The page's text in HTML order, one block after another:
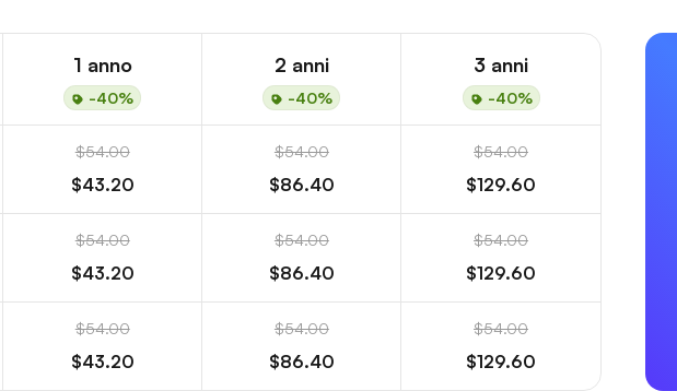
1 anno
-40%
2 anni
-40%
3 anni
-40%
$54.00
$43.20
$54.00
$86.40
$54.00
$129.60
$54.00
$43.20
$54.00
$86.40
$54.00
$129.60
$54.00
$43.20
$54.00
$86.40
$54.00
$129.60